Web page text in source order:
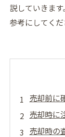
説していきま
参考にしてくだ
売却前に
売却時に
売却時の